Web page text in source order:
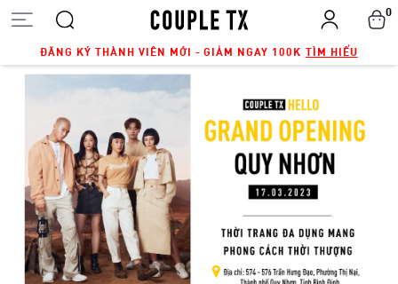
ĐĂNG KÝ THÀNH VIÊN MỚI - GIẢM NGAY 100K TÌM HIỂU
0